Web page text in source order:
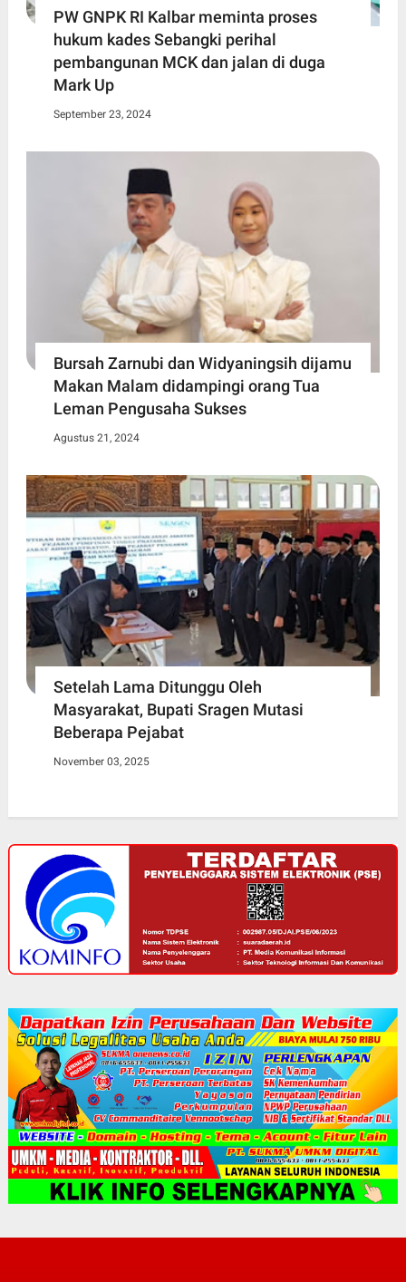
PW GNPK RI Kalbar meminta proses
hukum kades Sebangki perihal
pembangunan MCK dan jalan di duga
Mark Up
September 23, 2024
Bursah Zarnubi dan Widyaningsih dijamu
Makan Malam didampingi orang Tua
Leman Pengusaha Sukses
Agustus 21, 2024
Setelah Lama Ditunggu Oleh
Masyarakat, Bupati Sragen Mutasi
Beberapa Pejabat
November 03, 2025